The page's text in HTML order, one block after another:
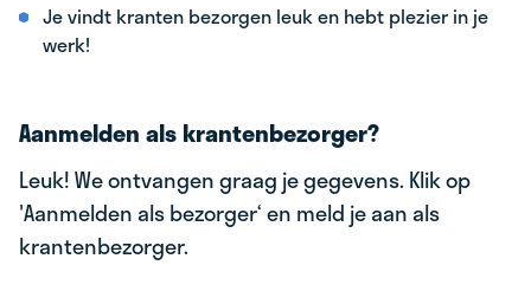
Je vindt kranten bezorgen leuk en hebt plezier in je
werk!
Aanmelden als krantenbezorger?
Leuk! We ontvangen graag je gegevens. Klik op
'Aanmelden als bezorger‘ en meld je aan als
krantenbezorger.